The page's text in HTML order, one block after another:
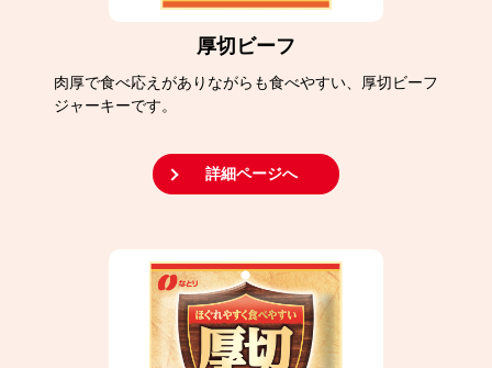
厚切ビーフ
肉厚で食べ応えがありながらも食べやすい、厚切ビーフ
ジャーキーです。
詳細ページへ